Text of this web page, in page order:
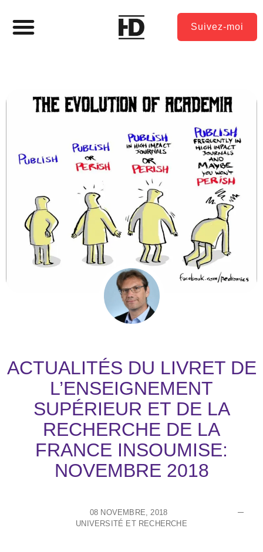
Suivez-moi
ACTUALITÉS DU LIVRET DE
L’ENSEIGNEMENT
SUPÉRIEUR ET DE LA
RECHERCHE DE LA
FRANCE INSOUMISE:
NOVEMBRE 2018
08 NOVEMBRE, 2018
UNIVERSITÉ ET RECHERCHE